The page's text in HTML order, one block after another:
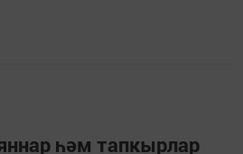
һәм тапкырлар